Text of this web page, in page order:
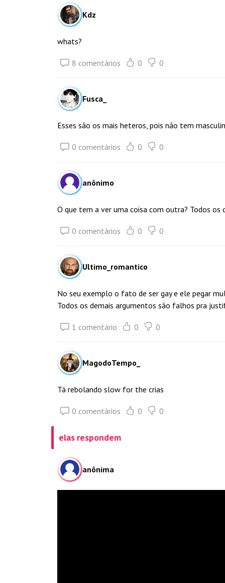
Kdz
whats?
8 comentários 0 0
Fusca_
Esses são os mais heteros, pois não tem
0 comentários 0 0
anônimo
O que tem a ver uma coisa com outra? Todos os
0 comentários 0 0
Ultimo_romantico
No seu exemplo o fato de ser gay e ele pegar
Todos os demais argumentos são falhos pra
1 comentário 0 0
MagodoTempo_
Tá rebolando slow for the crias
0 comentários 0 0
elas respondem
anônima